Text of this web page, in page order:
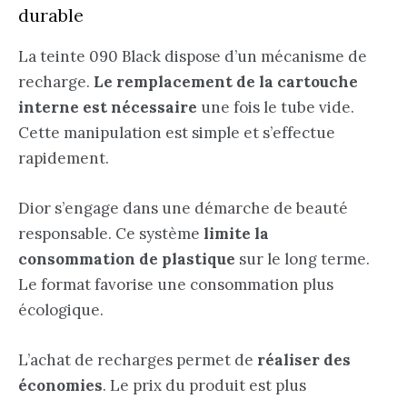
durable
La teinte 090 Black dispose d’un mécanisme de
recharge. Le remplacement de la cartouche
interne est nécessaire une fois le tube vide.
Cette manipulation est simple et s’effectue
rapidement.
Dior s’engage dans une démarche de beauté
responsable. Ce système limite la
consommation de plastique sur le long terme.
Le format favorise une consommation plus
écologique.
L’achat de recharges permet de réaliser des
économies. Le prix du produit est plus